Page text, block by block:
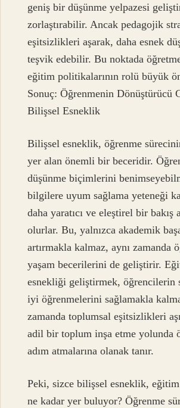
geniş bir düşünme yelpazesi
zorlaştırabilir. Ancak pedagojik
eşitsizlikleri aşarak, daha esnek
teşvik edebilir. Bu noktada
eğitim politikalarının rolü büyük
Sonuç: Öğrenmenin Dönüştürücü
Bilişsel Esneklik
Bilişsel esneklik, öğrenme
yer alan önemli bir beceridir.
düşünme biçimlerini
bilgilere uyum sağlama yeteneği
daha yaratıcı ve eleştirel bir bakış
olurlar. Bu, yalnızca akademik
artırmakla kalmaz, aynı zamanda
yaşam becerilerini de geliştirir.
esnekliği geliştirmek, öğrencilerin
iyi öğrenmelerini sağlamakla
zamanda toplumsal eşitsizlikleri
adil bir toplum inşa etme yolunda
adım atmalarına olanak tanır.
Peki, sizce bilişsel esneklik,
ne kadar yer buluyor? Öğrenme